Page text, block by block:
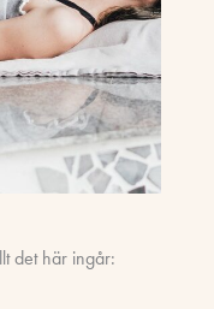
det här ingår: